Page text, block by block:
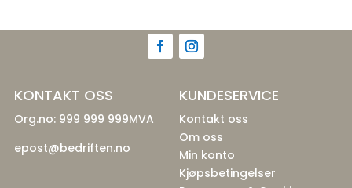
KONTAKT OSS
Org.no: 999 999 999MVA
epost@bedriften.no
KUNDESERVICE
Kontakt oss
Om oss
Min konto
Kjøpsbetingelser